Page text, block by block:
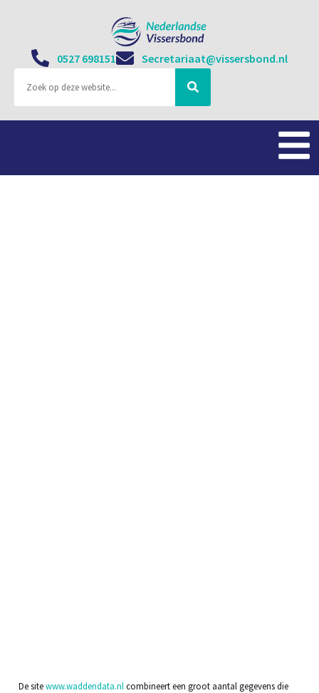
0527 698151 Secretariaat@vissersbond.nl
De sitewww.waddendata.nlcombineert een groot aantal gegevens die